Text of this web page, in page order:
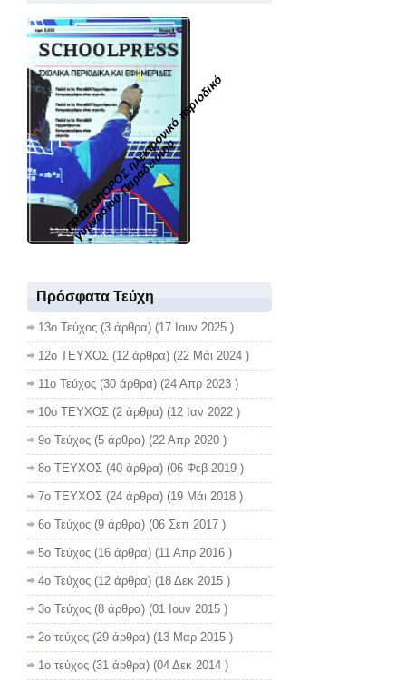
Π
Ρ
Ω
Τ
Ο
Π
Ο
Ρ
Ο
Σ
η
λ
ε
κ
τ
ρ
ο
ν
ι
κ
ό
π
ε
ρ
ι
ο
δ
ι
κ
ό
γ
υ
μ
ν
α
σ
ί
ο
υ
Π
α
ρ
α
δ
ε
ι
σ
ί
ο
υ
Πρόσφατα Τεύχη
13ο Τεύχος (3 άρθρα) (17 Ιουν 2025 )
12ο ΤΕΥΧΟΣ (12 άρθρα) (22 Μάι 2024 )
11ο Τεύχος (30 άρθρα) (24 Απρ 2023 )
10ο ΤΕΥΧΟΣ (2 άρθρα) (12 Ιαν 2022 )
9ο Τεύχος (5 άρθρα) (22 Απρ 2020 )
8ο ΤΕΥΧΟΣ (40 άρθρα) (06 Φεβ 2019 )
7ο ΤΕΥΧΟΣ (24 άρθρα) (19 Μάι 2018 )
6ο Τεύχος (9 άρθρα) (06 Σεπ 2017 )
5ο Τεύχος (16 άρθρα) (11 Απρ 2016 )
4ο Τεύχος (12 άρθρα) (18 Δεκ 2015 )
3ο Τεύχος (8 άρθρα) (01 Ιουν 2015 )
2ο τεύχος (29 άρθρα) (13 Μαρ 2015 )
1ο τεύχος (31 άρθρα) (04 Δεκ 2014 )